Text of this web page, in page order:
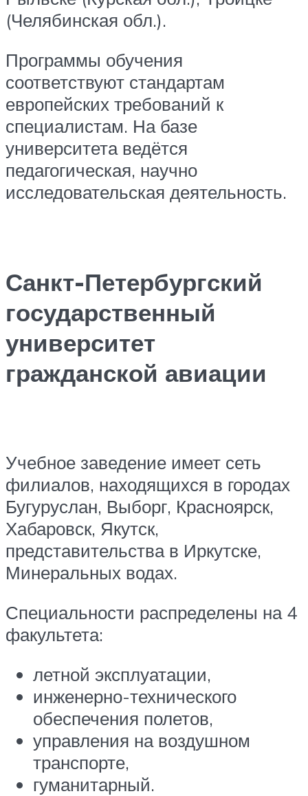
(Челябинская обл.).
Программы обучения
соответствуют стандартам
европейских требований к
специалистам. На базе
университета ведётся
педагогическая, научно
исследовательская деятельность.
Санкт-Петербургский
государственный
университет
гражданской авиации
Учебное заведение имеет сеть
филиалов, находящихся в городах
Бугуруслан, Выборг, Красноярск,
Хабаровск, Якутск,
представительства в Иркутске,
Минеральных водах.
Специальности распределены на 4
факультета:
летной эксплуатации,
инженерно-технического
обеспечения полетов,
управления на воздушном
транспорте,
гуманитарный.